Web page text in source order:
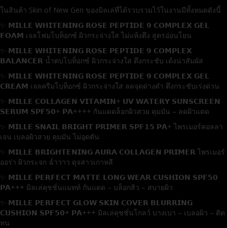
ในสินค้า Skin of New Gen ของมิลเล่ที่ได้รวบรวมไว้ในงานมีทั้งหมดดังนี้
✨ 𝗠𝗜𝗟𝗟𝗘 𝗪𝗛𝗜𝗧𝗘𝗡𝗜𝗡𝗚 𝗥𝗢𝗦𝗘 𝗣𝗘𝗣𝗧𝗜𝗗𝗘 𝟵 𝗖𝗢𝗠𝗣𝗟𝗘𝗫 𝗚𝗘𝗟
𝗙𝗢𝗔𝗠 เจลโฟมโบท็อกซ์ ผิวกระจ่างใส ไม่แห้งตึง สูตรอ่อนโยน
✨ 𝗠𝗜𝗟𝗟𝗘 𝗪𝗛𝗜𝗧𝗘𝗡𝗜𝗡𝗚 𝗥𝗢𝗦𝗘 𝗣𝗘𝗣𝗧𝗜𝗗𝗘 𝟵 𝗖𝗢𝗠𝗣𝗟𝗘𝗫
𝗕𝗔𝗟𝗔𝗡𝗖𝗘𝗥 น้ำตบโบท็อกซ์ ผิวกระจ่างใส ตึงกระชับ เด้งน่าสัมผัส
✨ 𝗠𝗜𝗟𝗟𝗘 𝗪𝗛𝗜𝗧𝗘𝗡𝗜𝗡𝗚 𝗥𝗢𝗦𝗘 𝗣𝗘𝗣𝗧𝗜𝗗𝗘 𝟵 𝗖𝗢𝗠𝗣𝗟𝗘𝗫 𝗚𝗘𝗟
𝗖𝗥𝗘𝗔𝗠 เจลครีมโบท็อกซ์ ผิวกระจ่างใส ลดจุดด่างดำ ตึงกระชับเร่งด่วน
✨ 𝗠𝗜𝗟𝗟𝗘 𝗖𝗢𝗟𝗟𝗔𝗚𝗘𝗡 𝗩𝗜𝗧𝗔𝗠𝗜𝗡+ 𝗨𝗩 𝗪𝗔𝗧𝗘𝗥𝗬 𝗦𝗨𝗡𝗦𝗖𝗥𝗘𝗘𝗡
𝗦𝗘𝗥𝗨𝗠 𝗦𝗣𝗙𝟱𝟬+ 𝗣𝗔++++ กันแดดล็อกผิวสวย คุมมัน – ลดฝ้าแดด
✨ 𝗠𝗜𝗟𝗟𝗘 𝗦𝗡𝗔𝗜𝗟 𝗕𝗥𝗜𝗚𝗛𝗧 𝗣𝗥𝗜𝗠𝗘𝗥 𝗦𝗣𝗙𝟭𝟱 𝗣𝗔+ ไพรเมอร์คอลลา
เจน เบลอผิวสวย คุมมัน ไม่อุดตัน
✨ 𝗠𝗜𝗟𝗟𝗘 𝗕𝗥𝗜𝗚𝗛𝗧𝗘𝗡𝗜𝗡𝗚 𝗔𝗨𝗥𝗔 𝗖𝗢𝗟𝗟𝗔𝗚𝗘𝗡 𝗣𝗥𝗜𝗠𝗘𝗥 ไพรเมอร์
ออร่า ผิวกระจก ฉ่ำวาว ดุจสาวเกาหลี
✨ 𝗠𝗜𝗟𝗟𝗘 𝗣𝗘𝗥𝗙𝗘𝗖𝗧 𝗠𝗔𝗧𝗧𝗘 𝗟𝗢𝗡𝗚 𝗪𝗘𝗔𝗥 𝗖𝗨𝗦𝗛𝗜𝗢𝗡 𝗦𝗣𝗙𝟱𝟬
𝗣𝗔+++ มิลเล่คุชชั่นแมทท์ กันแดด – บล็อกสิว – สบายผิว
✨ 𝗠𝗜𝗟𝗟𝗘 𝗣𝗘𝗥𝗙𝗘𝗖𝗧 𝗚𝗟𝗢𝗪 𝗦𝗞𝗜𝗡 𝗖𝗢𝗩𝗘𝗥 𝗕𝗟𝗨𝗥𝗥𝗜𝗡𝗚
𝗖𝗨𝗦𝗛𝗜𝗢𝗡 𝗦𝗣𝗙𝟱𝟬+ 𝗣𝗔+++ มิลเล่คุชชั่นโกลว์ บางเบา – เบลอผิว – ติด
ทน